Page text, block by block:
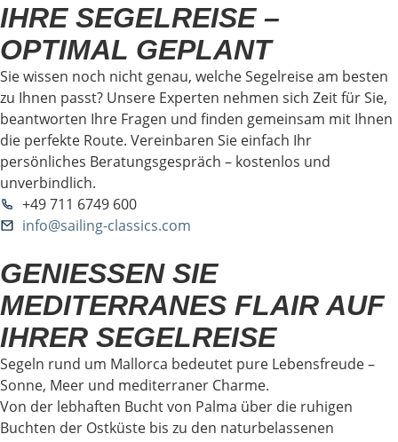
IHRE SEGELREISE –
OPTIMAL GEPLANT
Sie wissen noch nicht genau, welche Segelreise am besten
zu Ihnen passt? Unsere Experten nehmen sich Zeit für Sie,
beantworten Ihre Fragen und finden gemeinsam mit Ihnen
die perfekte Route. Vereinbaren Sie einfach Ihr
persönliches Beratungsgespräch – kostenlos und
unverbindlich.
+49 711 6749 600
info@sailing-classics.com
GENIESSEN SIE M
EDITERRANES FLAIR AUF I
HRER SEGELREISE
Segeln rund um Mallorca bedeutet pure Lebensfreude –
Sonne, Meer und mediterraner Charme.
Von der lebhaften Bucht von Palma über die ruhigen
Buchten der Ostküste bis zu den naturbelassenen